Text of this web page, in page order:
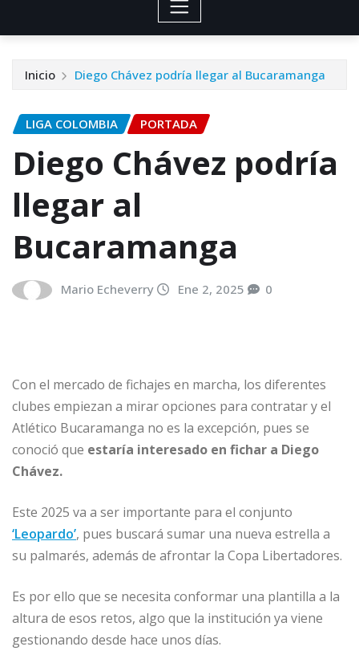
Inicio Diego Chávez podría llegar al Bucaramanga
LIGA COLOMBIA PORTADA
Diego Chávez podría
llegar al
Bucaramanga
Mario Echeverry Ene 2, 2025 0
Con el mercado de fichajes en marcha, los diferentes
clubes empiezan a mirar opciones para contratar y el
Atlético Bucaramanga no es la excepción, pues se
conoció que estaría interesado en fichar a Diego
Chávez.
Este 2025 va a ser importante para el conjunto
‘Leopardo’, pues buscará sumar una nueva estrella a
su palmarés, además de afrontar la Copa Libertadores.
Es por ello que se necesita conformar una plantilla a la
altura de esos retos, algo que la institución ya viene
gestionando desde hace unos días.